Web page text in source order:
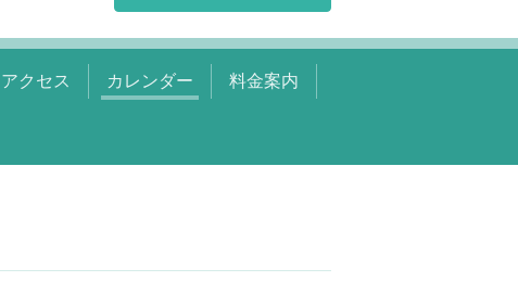
アクセス カレンダー 料金案内